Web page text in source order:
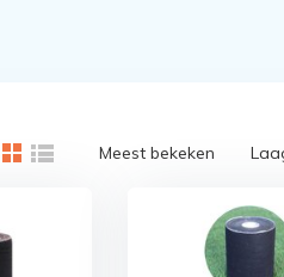
Meest bekeken